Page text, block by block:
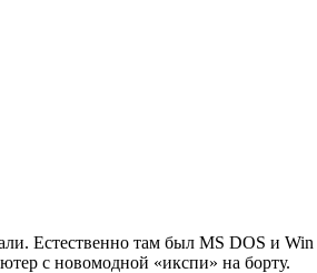
Естественно там был MS DOS и
с новомодной «икспи» на борту.